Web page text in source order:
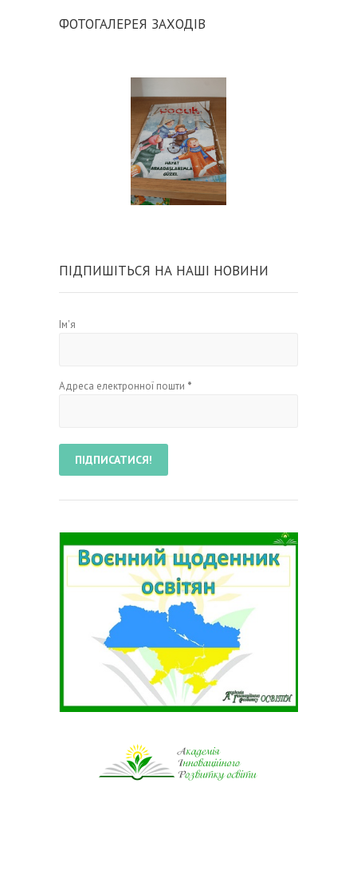
ФОТОГАЛЕРЕЯ ЗАХОДІВ
ПІДПИШІТЬСЯ НА НАШІ НОВИНИ
Ім'я
Адреса електронної пошти *